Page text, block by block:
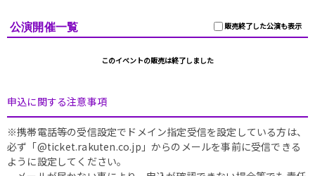
販売終了した公演も表示
公演開催一覧
このイベントの販売は終了しました
申込に関する注意事項
※携帯電話等の受信設定でドメイン指定受信を設定している方は、
必ず「@ticket.rakuten.co.jp」からのメールを事前に受信できる
ように設定してください。